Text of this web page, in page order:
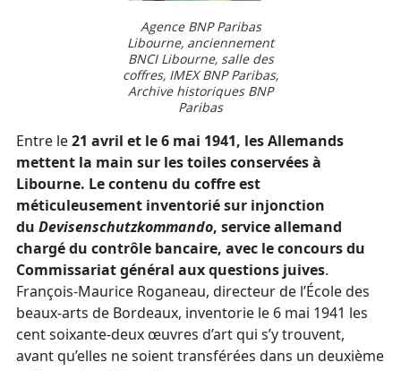
Agence BNP Paribas
Libourne, anciennement
BNCI Libourne, salle des
coffres, IMEX BNP Paribas,
Archive historiques BNP
Paribas
Entre le21 avril et le 6 mai 1941, les Allemands
mettent la main sur les toiles conservées à
Libourne. Le contenu du coffre est
méticuleusement inventorié sur injonction
du Devisenschutzkommando, service allemand
chargé du contrôle bancaire, avec le concours du
Commissariat général aux questions juives.
François-Maurice Roganeau, directeur de l’École des
beaux-arts de Bordeaux, inventorie le 6 mai 1941 les
cent soixante-deux œuvres d’art qui s’y trouvent,
avant qu’elles ne soient transférées dans un deuxième